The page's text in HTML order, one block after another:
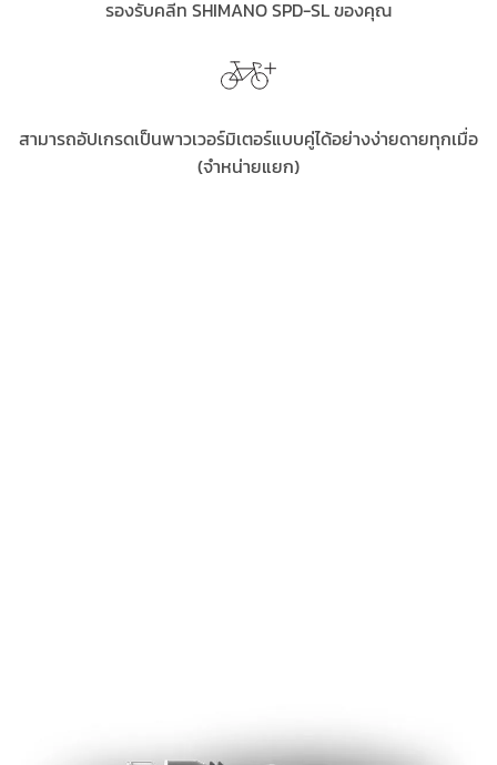
รองรับคลีท SHIMANO SPD-SL ของคุณ
สามารถอัปเกรดเป็นพาวเวอร์มิเตอร์แบบคู่ได้อย่างง่ายดายทุกเมื่อ
(จำหน่ายแยก)